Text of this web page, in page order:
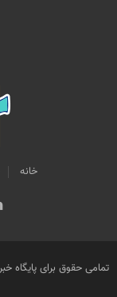
خانه
تمامی حقوق برای پایگاه